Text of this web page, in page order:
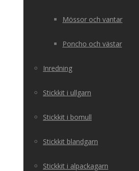
Mössor och vantar
Poncho och västar
Inredning
Stickkit i ullgarn
Stickkit i bomull
Stickkit blandgarn
Stickkit i alpackagarn